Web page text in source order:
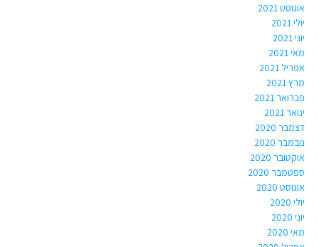
אוגוסט 2021
יולי 2021
יוני 2021
מאי 2021
אפריל 2021
מרץ 2021
פברואר 2021
ינואר 2021
דצמבר 2020
נובמבר 2020
אוקטובר 2020
ספטמבר 2020
אוגוסט 2020
יולי 2020
יוני 2020
מאי 2020